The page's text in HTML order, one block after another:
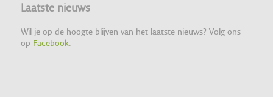
Laatste nieuws
Wil je op de hoogte blijven van het laatste nieuws? Volg ons
op Facebook.